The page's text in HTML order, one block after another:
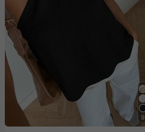
9